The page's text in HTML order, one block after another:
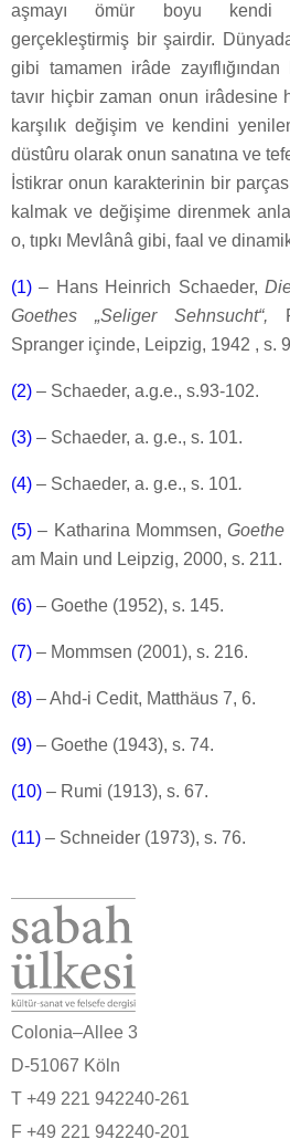
aşmayı ömür boyu kendi
gerçekleştirmiş bir şairdir.
gibi tamamen irâde
tavır hiçbir zaman onun irâdesine
karşılık değişim ve kendini
düstûru olarak onun sanatına ve
İstikrar onun karakterinin bir
kalmak ve değişime direnmek
o, tıpkı Mevlânâ gibi, faal ve
(1) – Hans Heinrich Schaeder,
Goethes „Seliger Sehnsucht“,
Spranger içinde, Leipzig, 1942 , s.
(2) – Schaeder, a.g.e., s.93-102.
(3) – Schaeder, a. g.e., s. 101.
(4) – Schaeder, a. g.e., s. 101.
(5) – Katharina Mommsen,
am Main und Leipzig, 2000, s. 211.
(6) – Goethe (1952), s. 145.
(7) – Mommsen (2001), s. 216.
(8) – Ahd-i Cedit, Matthäus 7, 6.
(9) – Goethe (1943), s. 74.
(10) – Rumi (1913), s. 67.
(11) – Schneider (1973), s. 76.
Colonia–Allee 3
D-51067 Köln
T +49 221 942240-261
F +49 221 942240-201